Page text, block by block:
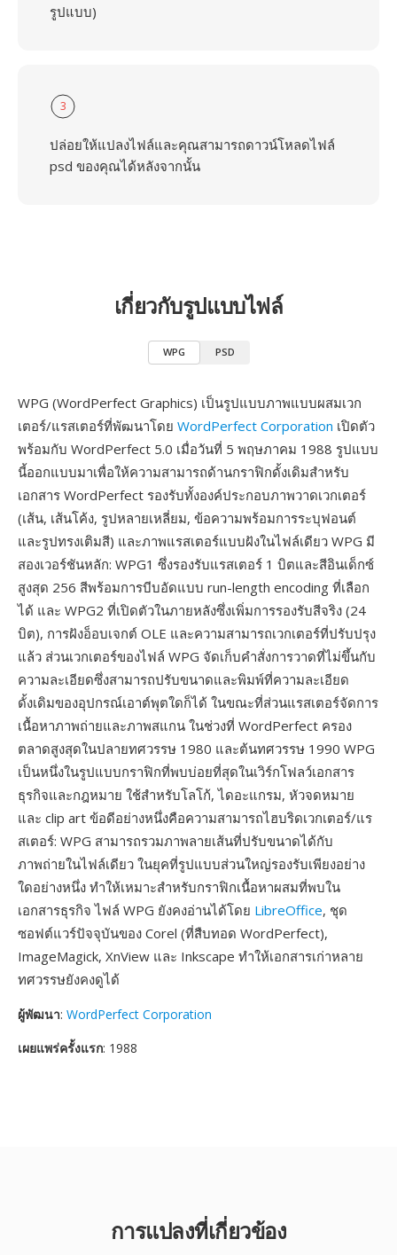
รูปแบบ)
3
ปล่อยให้แปลงไฟล์และคุณสามารถดาวน์โหลดไฟล์
psd ของคุณได้หลังจากนั้น
เกี่ยวกับรูปแบบไฟล์
WPG PSD
WPG (WordPerfect Graphics) เป็นรูปแบบภาพแบบผสมเวก
เตอร์/แรสเตอร์ที่พัฒนาโดย WordPerfect Corporation เปิดตัว
พร้อมกับ WordPerfect 5.0 เมื่อวันที่ 5 พฤษภาคม 1988 รูปแบบ
นี้ออกแบบมาเพื่อให้ความสามารถด้านกราฟิกดั้งเดิมสำหรับ
เอกสาร WordPerfect รองรับทั้งองค์ประกอบภาพวาดเวกเตอร์
(เส้น, เส้นโค้ง, รูปหลายเหลี่ยม, ข้อความพร้อมการระบุฟอนต์
และรูปทรงเติมสี) และภาพแรสเตอร์แบบฝังในไฟล์เดียว WPG มี
สองเวอร์ชันหลัก: WPG1 ซึ่งรองรับแรสเตอร์ 1 บิตและสีอินเด็กซ์
สูงสุด 256 สีพร้อมการบีบอัดแบบ run-length encoding ที่เลือก
ได้ และ WPG2 ที่เปิดตัวในภายหลังซึ่งเพิ่มการรองรับสีจริง (24
บิต), การฝังอ็อบเจกต์ OLE และความสามารถเวกเตอร์ที่ปรับปรุง
แล้ว ส่วนเวกเตอร์ของไฟล์ WPG จัดเก็บคำสั่งการวาดที่ไม่ขึ้นกับ
ความละเอียดซึ่งสามารถปรับขนาดและพิมพ์ที่ความละเอียด
ดั้งเดิมของอุปกรณ์เอาต์พุตใดก็ได้ ในขณะที่ส่วนแรสเตอร์จัดการ
เนื้อหาภาพถ่ายและภาพสแกน ในช่วงที่ WordPerfect ครอง
ตลาดสูงสุดในปลายทศวรรษ 1980 และต้นทศวรรษ 1990 WPG
เป็นหนึ่งในรูปแบบกราฟิกที่พบบ่อยที่สุดในเวิร์กโฟลว์เอกสาร
ธุรกิจและกฎหมาย ใช้สำหรับโลโก้, ไดอะแกรม, หัวจดหมาย
และ clip art ข้อดีอย่างหนึ่งคือความสามารถไฮบริดเวกเตอร์/แร
สเตอร์: WPG สามารถรวมภาพลายเส้นที่ปรับขนาดได้กับ
ภาพถ่ายในไฟล์เดียว ในยุคที่รูปแบบส่วนใหญ่รองรับเพียงอย่าง
ใดอย่างหนึ่ง ทำให้เหมาะสำหรับกราฟิกเนื้อหาผสมที่พบใน
เอกสารธุรกิจ ไฟล์ WPG ยังคงอ่านได้โดย LibreOffice, ชุด
ซอฟต์แวร์ปัจจุบันของ Corel (ที่สืบทอด WordPerfect),
ImageMagick, XnView และ Inkscape ทำให้เอกสารเก่าหลาย
ทศวรรษยังคงดูได้
ผู้พัฒนา: WordPerfect Corporation
เผยแพร่ครั้งแรก: 1988
การแปลงที่เกี่ยวข้อง